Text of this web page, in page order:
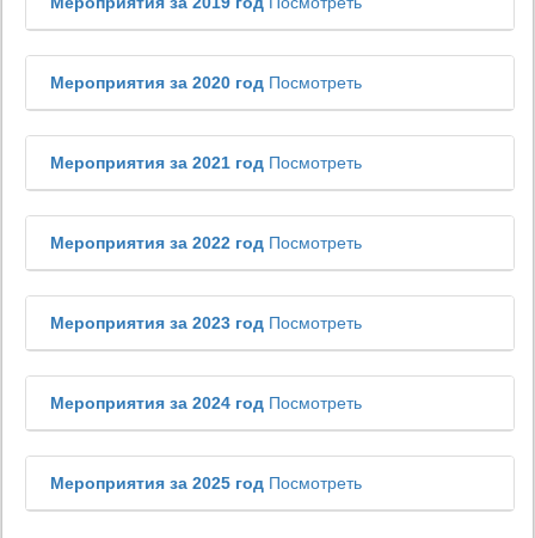
Мероприятия за 2020 год Посмотреть
Мероприятия за 2021 год Посмотреть
Мероприятия за 2022 год Посмотреть
Мероприятия за 2023 год Посмотреть
Мероприятия за 2024 год Посмотреть
Мероприятия за 2025 год Посмотреть